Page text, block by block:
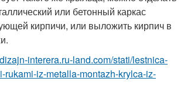
или бетонный каркас
кирпичи, или выложить кирпич в
interera.ru-land.com/stati/lestnica-
rukami-iz-metalla-montazh-krylca-iz-